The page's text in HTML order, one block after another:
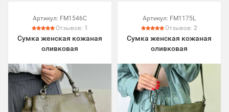
Артикул: FM1546C
Отзывов: 1
Сумка женская кожаная
оливковая
Артикул: FM1175L
Отзывов: 2
Сумка женская кожаная
оливковая